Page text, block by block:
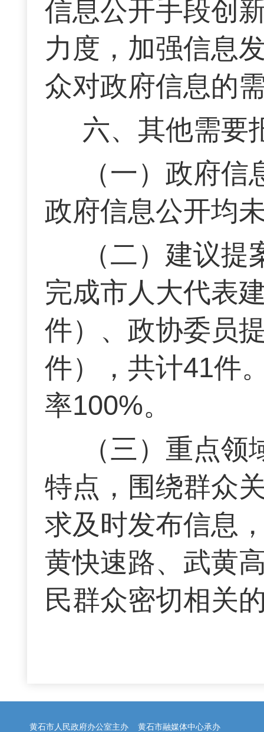
信息公开手段创
力度，加强信息
众对政府信息的
六、其他需要
（一）政府
政府信息公开均
（二）建议
完成市人大代表
件）、政协委员
件），共计41件
率100%。
（三）重点
特点，围绕群众
求及时发布信息
黄快速路、武黄
民群众密切相关
黄石市人民政府办公室主办 黄石市融媒体中心承办